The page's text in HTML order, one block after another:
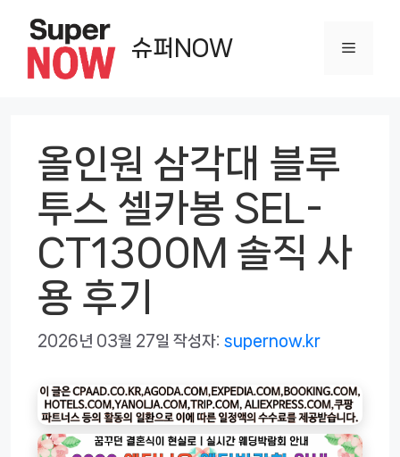
슈퍼NOW 메
올인원 삼각대 블루
투스 셀카봉 SEL-
CT1300M 솔직 사
용 후기
2026년 03월 27일 작성자: supernow.kr